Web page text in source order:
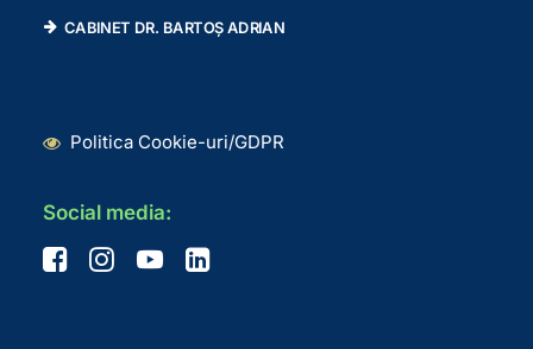
CABINET DR. BARTOȘ ADRIAN
Politica Cookie-uri/GDPR
Social media: